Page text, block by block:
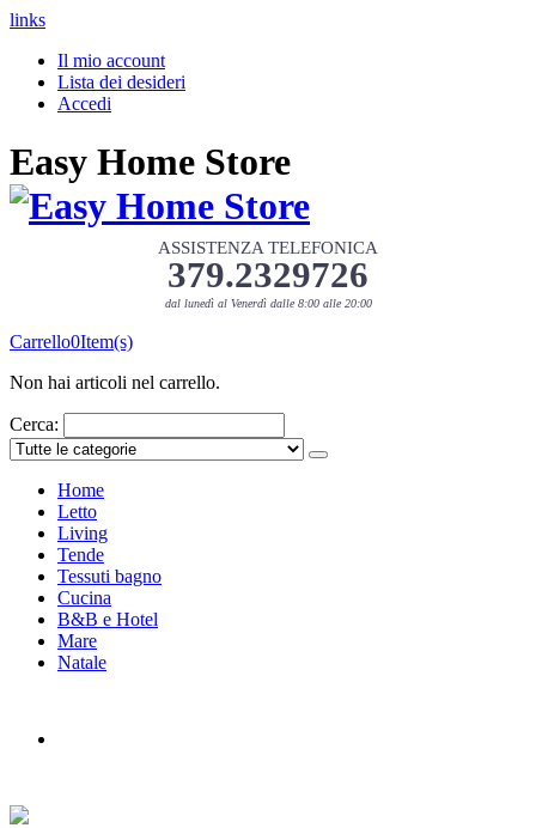
links
Il mio account
Lista dei desideri
Accedi
Easy Home Store
ASSISTENZA TELEFONICA
379.2329726
dal lunedì al Venerdì dalle 8:00 alle 20:00
Carrello0Item(s)
Non hai articoli nel carrello.
Cerca:
Home
Letto
Living
Tende
Tessuti bagno
Cucina
B&B e Hotel
Mare
Natale